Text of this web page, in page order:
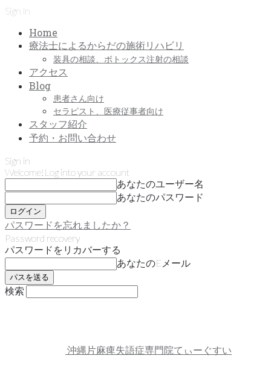
Sign in
Home
療法士によるからだの施術リハビリ
装具の相談、ボトックス注射の相談
アクセス
Blog
患者さん向け
セラピスト、医療従事者向け
スタッフ紹介
予約・お問い合わせ
Sign in
Welcome! Log into your account
あなたのユーザー名
あなたのパスワード
パスワードを忘れましたか？
Password recovery
パスワードをリカバーする
あなたのEメール
検索
沖縄片麻痺失語症専門院てぃーぐすい